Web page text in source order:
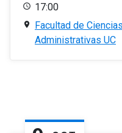
17:00
Facultad de
Administrativas UC